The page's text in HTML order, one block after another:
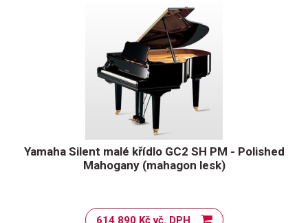
Yamaha Silent malé křídlo GC2 SH PM - Polished
Mahogany (mahagon lesk)
614 890 Kč vč. DPH